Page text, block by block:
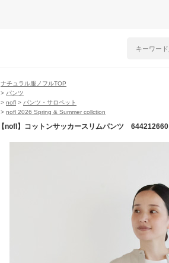
ナチュラル服ノフルTOP
> パンツ
> nofl > パンツ・サロペット
> nofl 2026 Spring & Summer collction
【nofl】コットンサッカースリムパンツ 644212660